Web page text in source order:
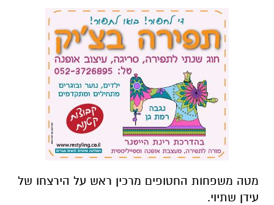
מטה משפחות החטופים מרכין ראש על הירצחו של
עידן שתיוי.